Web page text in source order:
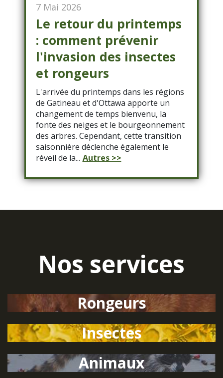
7 Mai 2026
Le retour du printemps
: comment prévenir
l'invasion des insectes
et rongeurs
L'arrivée du printemps dans les régions
de Gatineau et d'Ottawa apporte un
changement de temps bienvenu, la
fonte des neiges et le bourgeonnement
des arbres. Cependant, cette transition
saisonnière déclenche également le
réveil de la... Autres >>
Nos services
Rongeurs
Insectes
Animaux